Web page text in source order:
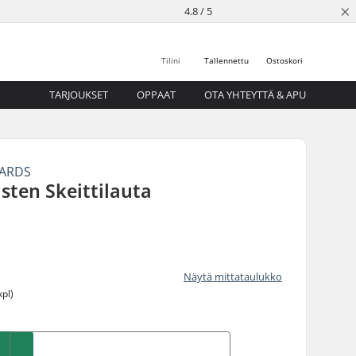
4.8 / 5 ×
Ostoskori
Tallennettu
Tilini
TARJOUKSET OPPAAT OTA YHTEYTTÄ & APU
Skeittilauta
Näytä mittataulukko